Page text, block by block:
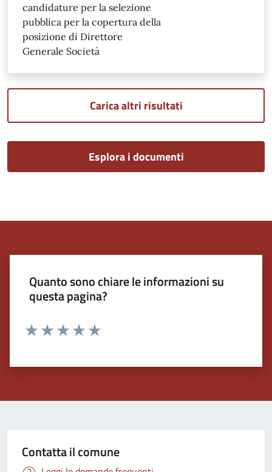
candidature per la selezione
pubblica per la copertura della
posizione di Direttore
Generale Società
Carica altri risultati
Esplora i documenti
Quanto sono chiare le informazioni su
questa pagina?
Contatta il comune